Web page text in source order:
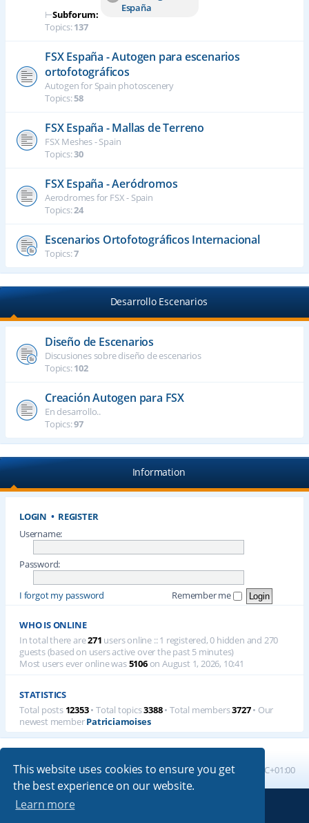
This website uses cookies to ensure you get
the best experience on our website.
Learn more
⊢Subforum:
España
Topics:137
FSX España - Autogen para escenarios
ortofotográficos
Autogen for Spain photoscenery
Topics:58
FSX España - Mallas de Terreno
FSX Meshes - Spain
Topics:30
FSX España - Aeródromos
Aerodromes for FSX - Spain
Topics:24
Escenarios Ortofotográficos Internacional
Topics:7
Desarrollo Escenarios
Diseño de Escenarios
Discusiones sobre diseño de escenarios
Topics:102
Creación Autogen para FSX
En desarrollo..
Topics:97
Information
LOGIN • REGISTER
Username:
Password:
I forgot my password Remember me
WHO IS ONLINE
In total there are271 users online :: 1 registered, 0 hidden and 270
guests (based on users active over the past 5 minutes)
Most users ever online was5106on August 1, 2026, 10:41
STATISTICS
Total posts 12353• Total topics3388• Total members3727• Our
newest memberPatriciamoises
Board index All times are UTC+01:00